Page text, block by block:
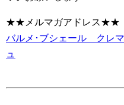
★★メルマガアドレス★★
バルメ･ブシェール クレ
ュ